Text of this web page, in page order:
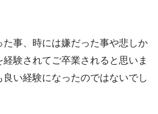
事、時には嫌だった事や悲しか
験されてご卒業されると思いま
い経験になったのではないでし